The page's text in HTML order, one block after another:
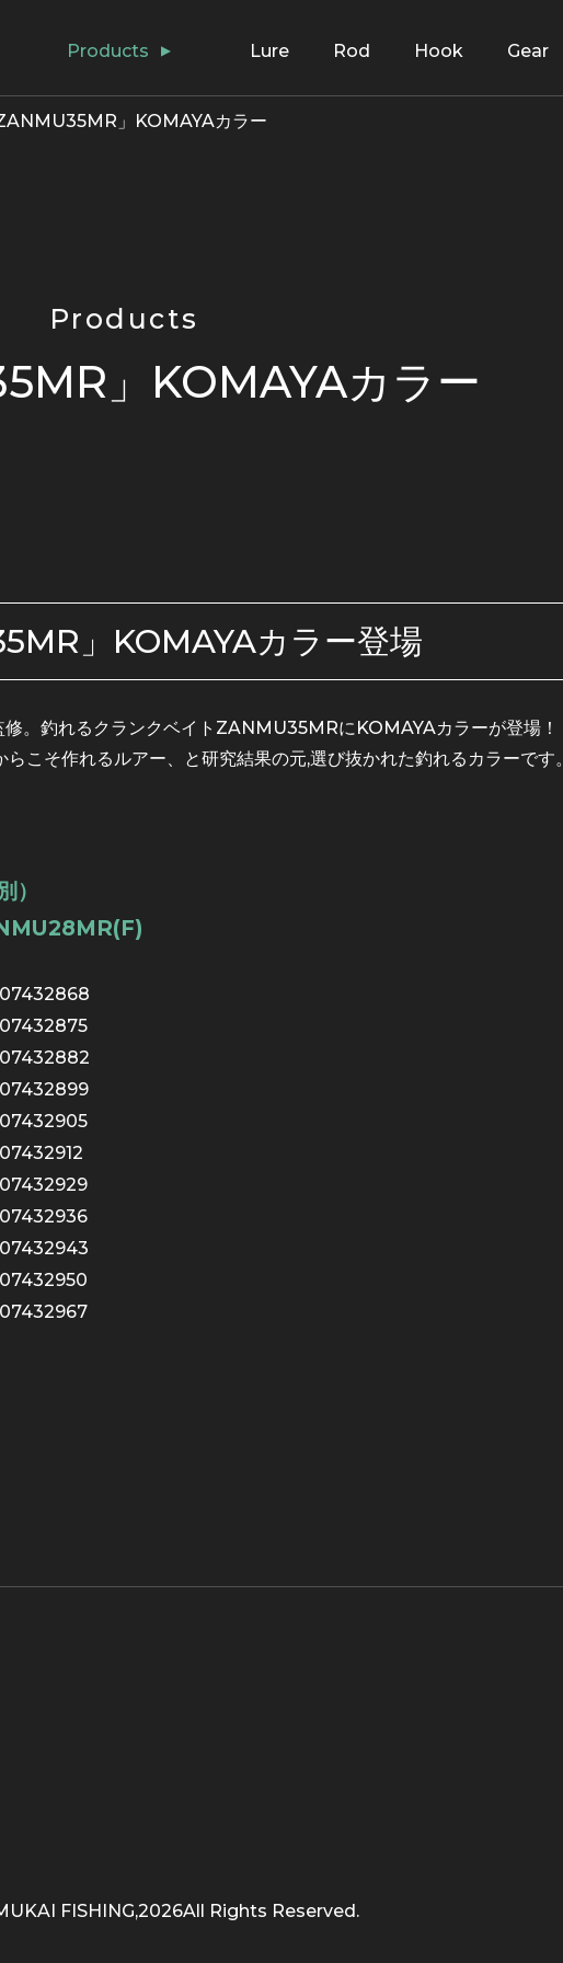
Products Lure Rod Hook Gear
ZANMU35MR」KOMAYAカラー
Products
」KOMAYAカラー
」KOMAYAカラー登場
。釣れるクランクベイトZANMU35MRにKOMAYAカラーが登場！
こそ作れるルアー、と研究結果の元,選び抜かれた釣れるカラーです。
）
FISHING,2026All Rights Reserved.